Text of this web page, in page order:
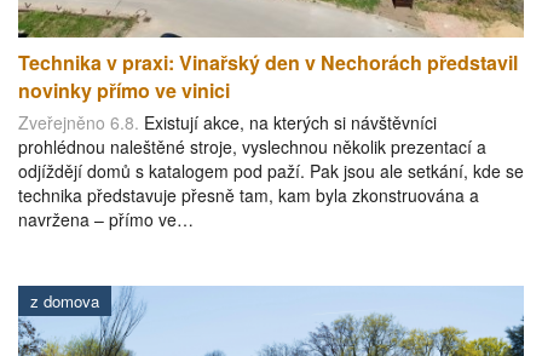
Technika v praxi: Vinařský den v Nechorách představil
novinky přímo ve vinici
Zveřejněno 6.8. Existují akce, na kterých si návštěvníci
prohlédnou naleštěné stroje, vyslechnou několik prezentací a
odjíždějí domů s katalogem pod paží. Pak jsou ale setkání, kde se
technika představuje přesně tam, kam byla zkonstruována a
navržena – přímo ve…
z domova